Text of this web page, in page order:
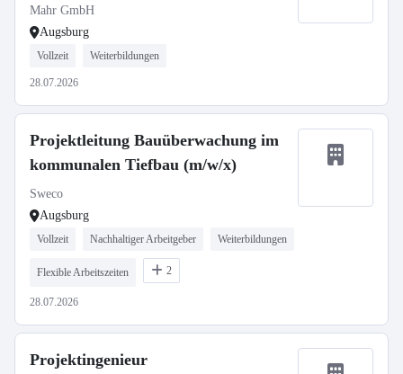
Mahr GmbH
Augsburg
Vollzeit Weiterbildungen
28.07.2026
Projektleitung Bauüberwachung im
kommunalen Tiefbau (m/w/x)
Sweco
Augsburg
Vollzeit Nachhaltiger Arbeitgeber Weiterbildungen
Flexible Arbeitszeiten 2
28.07.2026
Projektingenieur